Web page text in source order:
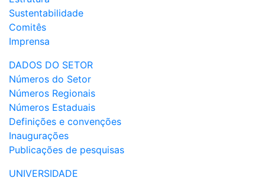
Sustentabilidade
Comitês
Imprensa
DADOS DO SETOR
Números do Setor
Números Regionais
Números Estaduais
Definições e convenções
Inaugurações
Publicações de pesquisas
UNIVERSIDADE